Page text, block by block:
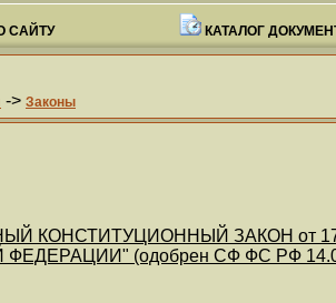
САЙТУ КАТАЛОГ
-> Законы
КОНСТИТУЦИОННЫЙ ЗАКОН от
(одобрен СФ ФС РФ